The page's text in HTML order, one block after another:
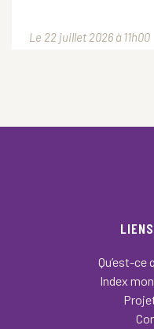
Le 22 juillet 2026 à 11h00
Qu’est-ce
Index